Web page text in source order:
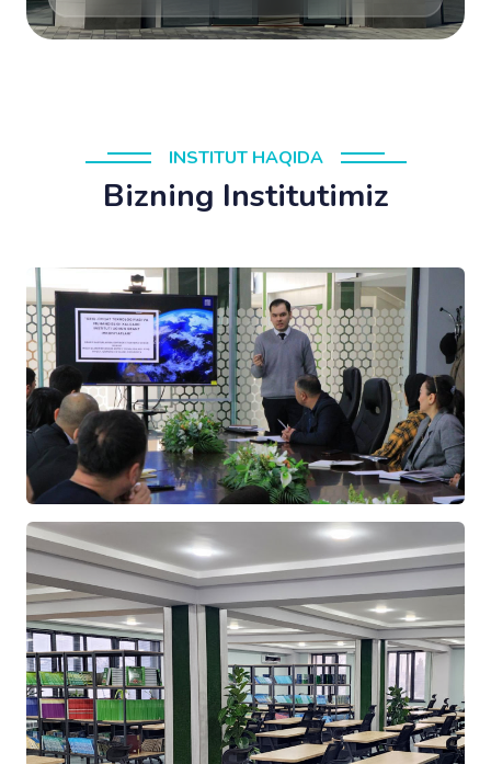
INSTITUT HAQIDA
Bizning Institutimiz